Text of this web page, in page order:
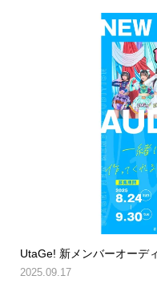
UtaGe! 新メンバーオーデ
2025.09.17